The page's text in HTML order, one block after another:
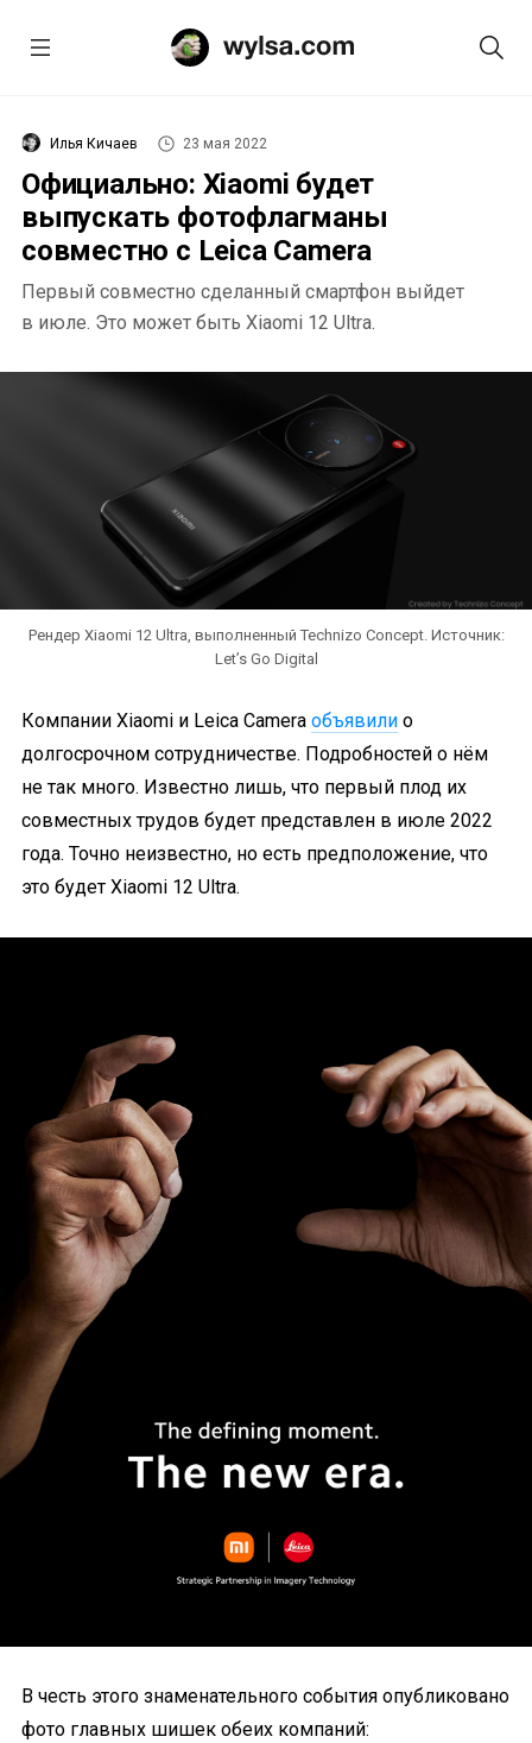
Илья Кичаев 23 мая 2022
Официально: Xiaomi будет
выпускать фотофлагманы
совместно с Leica Camera
Первый совместно сделанный смартфон выйдет
в июле. Это может быть Xiaomi 12 Ultra.
Рендер Xiaomi 12 Ultra, выполненный Technizo Concept. Источник:
Let’s Go Digital
Компании Xiaomi и Leica Camera объявили о
долгосрочном сотрудничестве. Подробностей о нём
не так много. Известно лишь, что первый плод их
совместных трудов будет представлен в июле 2022
года. Точно неизвестно, но есть предположение, что
это будет Xiaomi 12 Ultra.
В честь этого знаменательного события опубликовано
фото главных шишек обеих компаний: